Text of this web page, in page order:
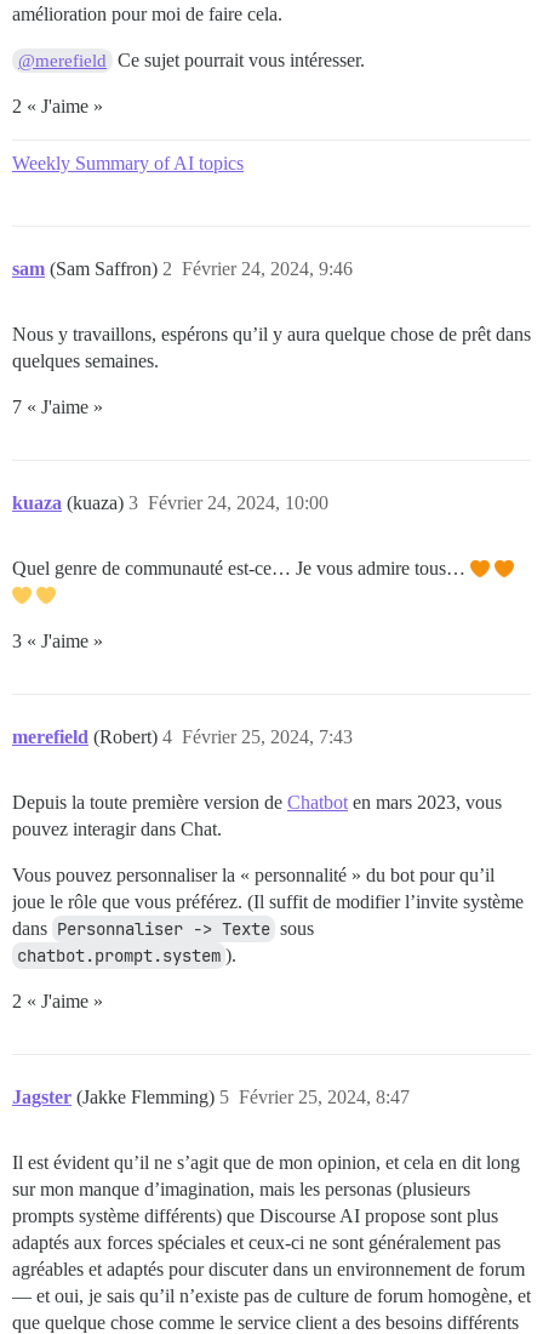
amélioration pour moi de faire cela.
@merefield Ce sujet pourrait vous intéresser.
2 « J'aime »
Weekly Summary of AI topics
sam (Sam Saffron) Février 24, 2024, 9:46
2
Nous y travaillons, espérons qu’il y aura quelque chose de prêt dans
quelques semaines.
7 « J'aime »
kuaza (kuaza) Février 24, 2024, 10:00
3
Quel genre de communauté est-ce… Je vous admire tous…
3 « J'aime »
merefield (Robert) Février 25, 2024, 7:43
4
Depuis la toute première version de Chatbot en mars 2023, vous
pouvez interagir dans Chat.
Vous pouvez personnaliser la « personnalité » du bot pour qu’il
joue le rôle que vous préférez. (Il suffit de modifier l’invite système
dans Personnaliser -> Texte sous
chatbot.prompt.system ).
2 « J'aime »
Jagster (Jakke Flemming) Février 25, 2024, 8:47
5
Il est évident qu’il ne s’agit que de mon opinion, et cela en dit long
sur mon manque d’imagination, mais les personas (plusieurs
prompts système différents) que Discourse AI propose sont plus
adaptés aux forces spéciales et ceux-ci ne sont généralement pas
agréables et adaptés pour discuter dans un environnement de forum
— et oui, je sais qu’il n’existe pas de culture de forum homogène, et
que quelque chose comme le service client a des besoins différents